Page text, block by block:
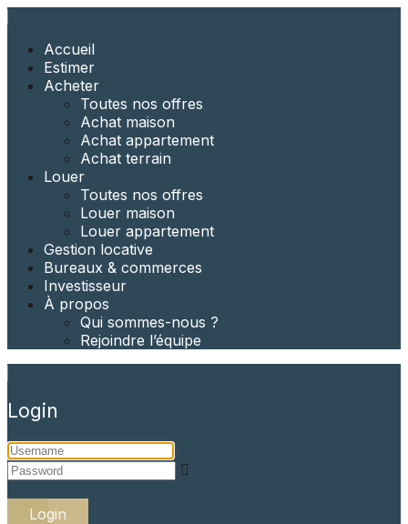
Accueil
Estimer
Acheter
Toutes nos offres
Achat maison
Achat appartement​
Achat terrain
Louer
Toutes nos offres
Louer maison
Louer appartement
Gestion locative
Bureaux & commerces
Investisseur
À propos
Qui sommes-nous ?
Rejoindre l’équipe
Login
Login